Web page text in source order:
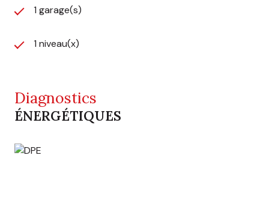
1 garage(s)
1 niveau(x)
Diagnostics
ÉNERGÉTIQUES